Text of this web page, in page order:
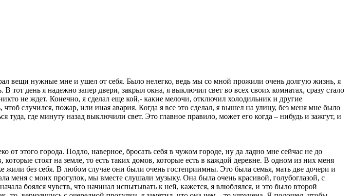
вещи нужные мне и ушел от себя. Было нелегко, ведь мы со мной прожили очень долгую жизнь, я
день я надежно запер двери, закрыл окна, я выключил свет во всех своих комнатах, сразу стало
не ждет. Конечно, я сделал еще кой,- какие мелочи, отключил холодильник и другие
случился, пожар, или иная авария. Когда я все это сделал, я вышел на улицу, без меня мне было
туда, где минуту назад выключили свет. Это главное правило, может его когда – нибудь и зажгут, и
от этого города. Подло, наверное, бросать себя в чужом городе, ну да ладно мне сейчас не до
стоят на земле, то есть таких домов, которые есть в каждой деревне. В одном из них меня
жили без себя. В любом случае они были очень гостеприимны. Это была семья, мать две дочери и
меня с моих прогулок, мы вместе слушали музыку. Она была очень красивой, голубоглазой, с
боялся чувств, что начинал испытывать к ней, кажется, я влюблялся, и это было второй